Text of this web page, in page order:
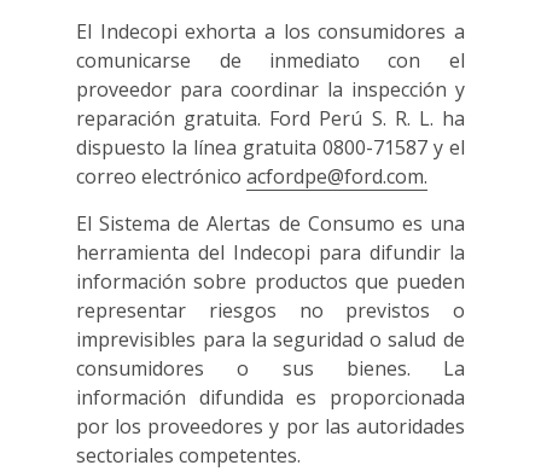
El Indecopi exhorta a los consumidores a
comunicarse de inmediato con el
proveedor para coordinar la inspección y
reparación gratuita. Ford Perú S. R. L. ha
dispuesto la línea gratuita 0800-71587 y el
correo electrónicoacfordpe@ford.com.
El Sistema de Alertas de Consumo es una
herramienta del Indecopi para difundir la
información sobre productos que pueden
representar riesgos no previstos o
imprevisibles para la seguridad o salud de
consumidores o sus bienes. La
información difundida es proporcionada
por los proveedores y por las autoridades
sectoriales competentes.